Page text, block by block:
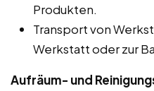
Produkten.
Transport von
Werkstatt oder zur
Aufräum- und